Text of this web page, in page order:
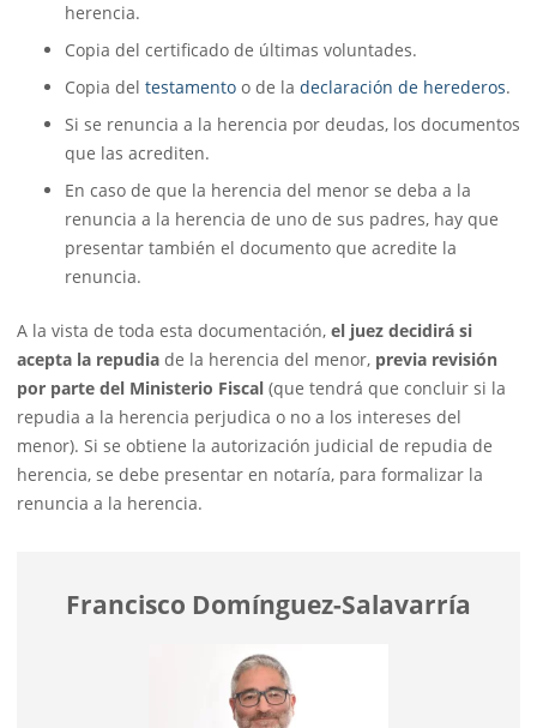
herencia.
Copia del certificado de últimas voluntades.
Copia del testamento o de la declaración de herederos.
Si se renuncia a la herencia por deudas, los documentos
que las acrediten.
En caso de que la herencia del menor se deba a la
renuncia a la herencia de uno de sus padres, hay que
presentar también el documento que acredite la
renuncia.
A la vista de toda esta documentación, el juez decidirá si
acepta la repudia de la herencia del menor, previa revisión
por parte del Ministerio Fiscal (que tendrá que concluir si la
repudia a la herencia perjudica o no a los intereses del
menor). Si se obtiene la autorización judicial de repudia de
herencia, se debe presentar en notaría, para formalizar la
renuncia a la herencia.
Francisco Domínguez-Salavarría